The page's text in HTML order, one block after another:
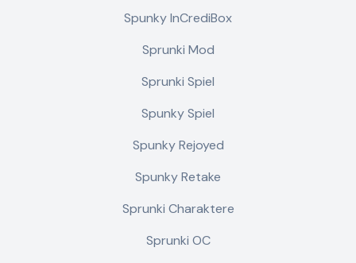
Spunky InCrediBox
Sprunki Mod
Sprunki Spiel
Spunky Spiel
Spunky Rejoyed
Spunky Retake
Sprunki Charaktere
Sprunki OC